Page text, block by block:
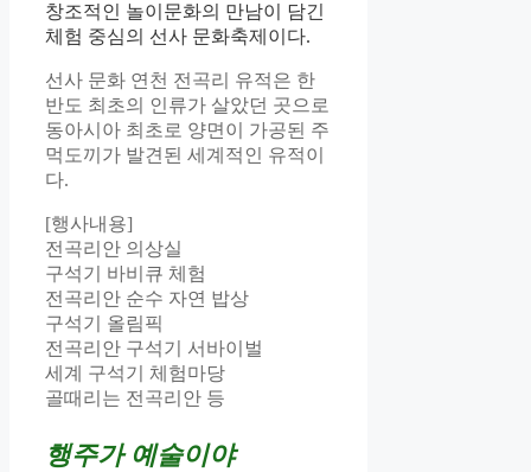
창조적인 놀이문화의 만남이 담긴
체험 중심의 선사 문화축제이다.
선사 문화 연천 전곡리 유적은 한
반도 최초의 인류가 살았던 곳으로
동아시아 최초로 양면이 가공된 주
먹도끼가 발견된 세계적인 유적이
다.
[행사내용]
전곡리안 의상실
구석기 바비큐 체험
전곡리안 순수 자연 밥상
구석기 올림픽
전곡리안 구석기 서바이벌
세계 구석기 체험마당
골때리는 전곡리안 등
행주가 예술이야